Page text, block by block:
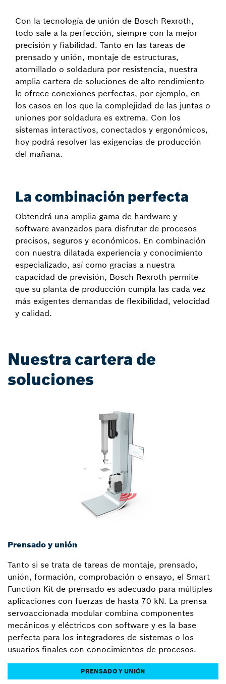
Con la tecnología de unión de Bosch Rexroth,
todo sale a la perfección, siempre con la mejor
precisión y fiabilidad. Tanto en las tareas de
prensado y unión, montaje de estructuras,
atornillado o soldadura por resistencia, nuestra
amplia cartera de soluciones de alto rendimiento
le ofrece conexiones perfectas, por ejemplo, en
los casos en los que la complejidad de las juntas o
uniones por soldadura es extrema. Con los
sistemas interactivos, conectados y ergonómicos,
hoy podrá resolver las exigencias de producción
del mañana.
La combinación perfecta
Obtendrá una amplia gama de hardware y
software avanzados para disfrutar de procesos
precisos, seguros y económicos. En combinación
con nuestra dilatada experiencia y conocimiento
especializado, así como gracias a nuestra
capacidad de previsión, Bosch Rexroth permite
que su planta de producción cumpla las cada vez
más exigentes demandas de flexibilidad, velocidad
y calidad.
Nuestra cartera de
soluciones
Prensado y unión
Tanto si se trata de tareas de montaje, prensado,
unión, formación, comprobación o ensayo, el Smart
Function Kit de prensado es adecuado para múltiples
aplicaciones con fuerzas de hasta 70 kN. La prensa
servoaccionada modular combina componentes
mecánicos y eléctricos con software y es la base
perfecta para los integradores de sistemas o los
usuarios finales con conocimientos de procesos.
PRENSADO Y UNIÓN